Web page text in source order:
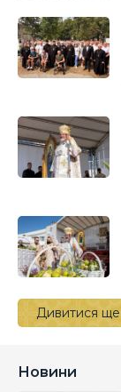
Дивитися ще
Новини